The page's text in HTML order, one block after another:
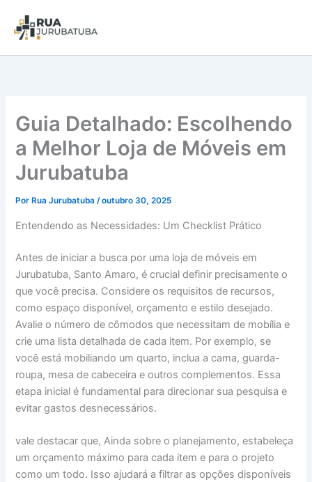
Guia Detalhado: Escolhendo
a Melhor Loja de Móveis em
Jurubatuba
Por Rua Jurubatuba/outubro 30, 2025
Entendendo as Necessidades: Um Checklist Prático
Antes de iniciar a busca por uma loja de móveis em
Jurubatuba, Santo Amaro, é crucial definir precisamente o
que você precisa. Considere os requisitos de recursos,
como espaço disponível, orçamento e estilo desejado.
Avalie o número de cômodos que necessitam de mobília e
crie uma lista detalhada de cada item. Por exemplo, se
você está mobiliando um quarto, inclua a cama, guarda-
roupa, mesa de cabeceira e outros complementos. Essa
etapa inicial é fundamental para direcionar sua pesquisa e
evitar gastos desnecessários.
vale destacar que, Ainda sobre o planejamento, estabeleça
um orçamento máximo para cada item e para o projeto
como um todo. Isso ajudará a filtrar as opções disponíveis